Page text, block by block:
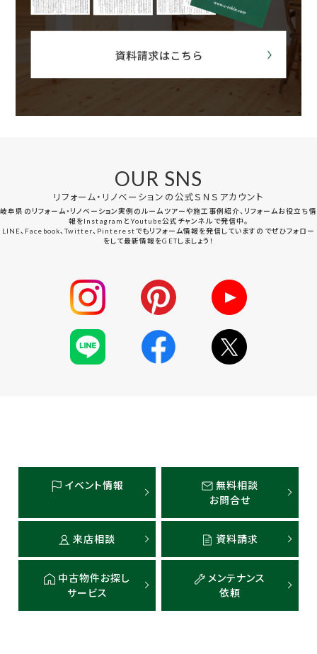
OUR SNS
リフォーム・リノベーションの公式ＳＮＳアカウント
岐阜県のリフォーム・リノベーション実例のルームツアーや施工事例紹介、リフォームお役立ち情
報をInstagramとYoutube公式チャンネルで発信中。
LINE、Facebook、Twitter、Pinterestでもリフォーム情報を発信していますのでぜひフォロー
をして最新情報をGETしましょう！
イベント情報
無料相談
お問合せ
来店相談 資料請求
中古物件お探し
サービス
メンテナンス
依頼